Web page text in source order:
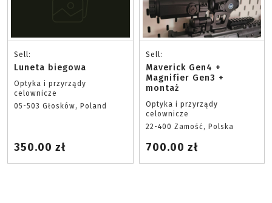
Sell:
Luneta biegowa
Optyka i przyrządy
celownicze
05-503 Głosków, Poland
350.00 zł
Sell:
Maverick Gen4 +
Magnifier Gen3 +
montaż
Optyka i przyrządy
celownicze
22-400 Zamość, Polska
700.00 zł